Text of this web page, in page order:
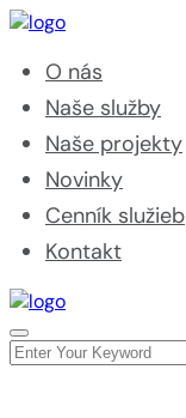
O nás
Naše služby
Naše projekty
Novinky
Cenník služieb
Kontakt